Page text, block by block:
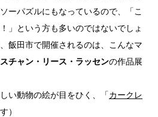
ーパズルにもなっているので、「こ
」という方も多いのではないでしょ
飯田市で開催されるのは、こんなマ
チャン・リース・ラッセンの作品展
い動物の絵が目をひく、「カークレ
）